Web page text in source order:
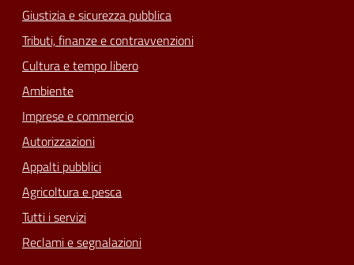
Giustizia e sicurezza pubblica
Tributi, finanze e contravvenzioni
Cultura e tempo libero
Ambiente
Imprese e commercio
Autorizzazioni
Appalti pubblici
Agricoltura e pesca
Tutti i servizi
Reclami e segnalazioni